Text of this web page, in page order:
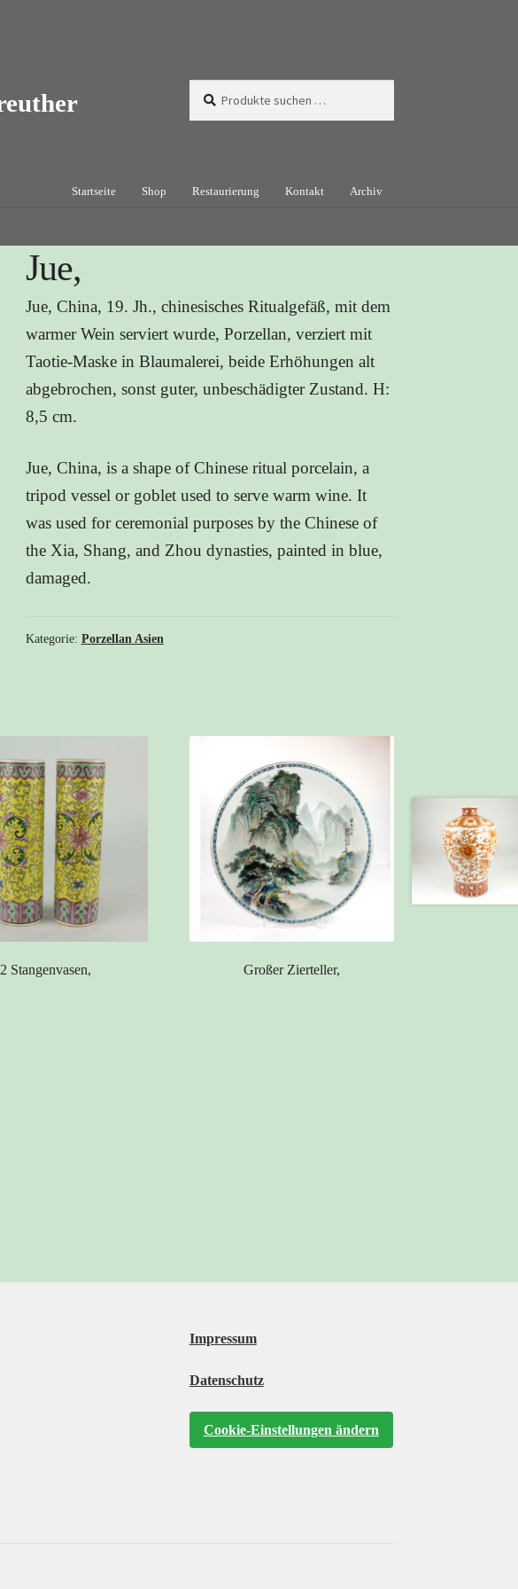
nach:
Startseite Shop Restaurierung Kontakt Archiv
Jue,
Jue, China, 19. Jh., chinesisches Ritualgefäß, mit dem
warmer Wein serviert wurde, Porzellan, verziert mit
Taotie-Maske in Blaumalerei, beide Erhöhungen alt
abgebrochen, sonst guter, unbeschädigter Zustand. H:
8,5 cm.
Jue, China, is a shape of Chinese ritual porcelain, a
tripod vessel or goblet used to serve warm wine. It
was used for ceremonial purposes by the Chinese of
the Xia, Shang, and Zhou dynasties, painted in blue,
damaged.
Kategorie: Porzellan Asien
2 Stangenvasen, Großer Zierteller,
Impressum
Datenschutz
Cookie-Einstellungen ändern